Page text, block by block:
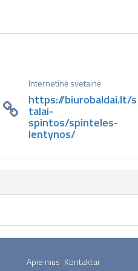
Internetinė svetainė
https://biurobaldai.lt/s
talai-
spintos/spinteles-
lentynos/
Apie mus Kontaktai